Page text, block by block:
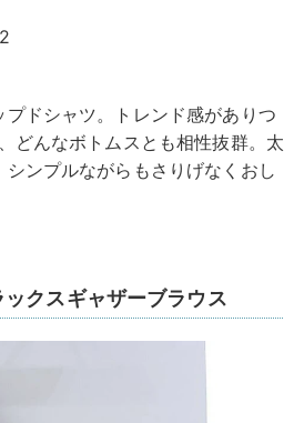
ドシャツ。トレンド感がありつ
どんなボトムスとも相性抜群。太
ンプルながらもさりげなくおし
クスギャザーブラウス